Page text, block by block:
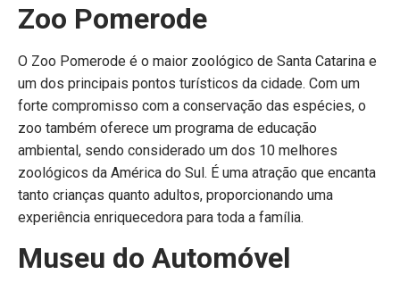
Zoo Pomerode
O Zoo Pomerode é o maior zoológico de Santa Catarina e
um dos principais pontos turísticos da cidade. Com um
forte compromisso com a conservação das espécies, o
zoo também oferece um programa de educação
ambiental, sendo considerado um dos 10 melhores
zoológicos da América do Sul. É uma atração que encanta
tanto crianças quanto adultos, proporcionando uma
experiência enriquecedora para toda a família.
Museu do Automóvel